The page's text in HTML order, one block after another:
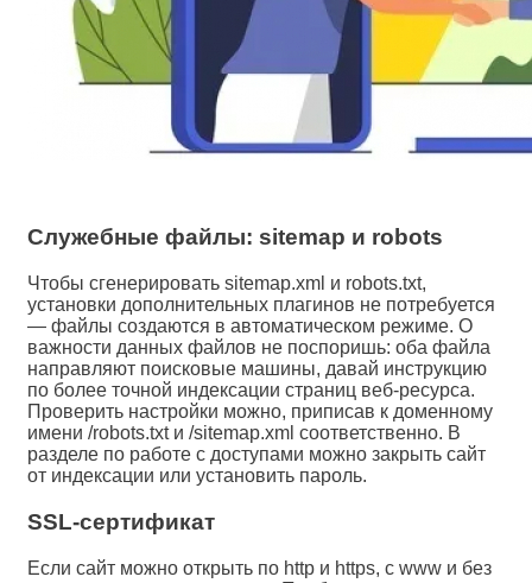
Служебные файлы: sitemap и robots
Чтобы сгенерировать sitemap.xml и robots.txt,
установки дополнительных плагинов не потребуется
— файлы создаются в автоматическом режиме. О
важности данных файлов не поспоришь: оба файла
направляют поисковые машины, давай инструкцию
по более точной индексации страниц веб-ресурса.
Проверить настройки можно, приписав к доменному
имени /robots.txt и /sitemap.xml соответственно. В
разделе по работе с доступами можно закрыть сайт
от индексации или установить пароль.
SSL-сертификат
Если сайт можно открыть по http и https, с www и без